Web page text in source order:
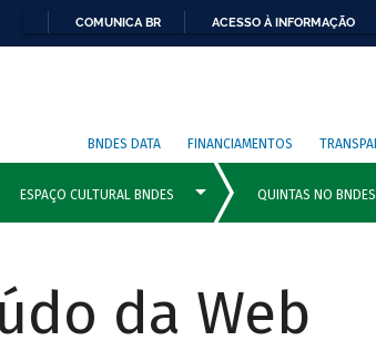
COMUNICA BR ACESSO À INFORMAÇÃO
BNDES DATA FINANCIAMENTOS
da Web